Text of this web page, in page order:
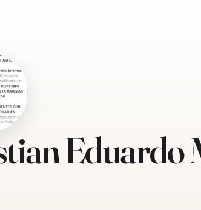
Eduardo